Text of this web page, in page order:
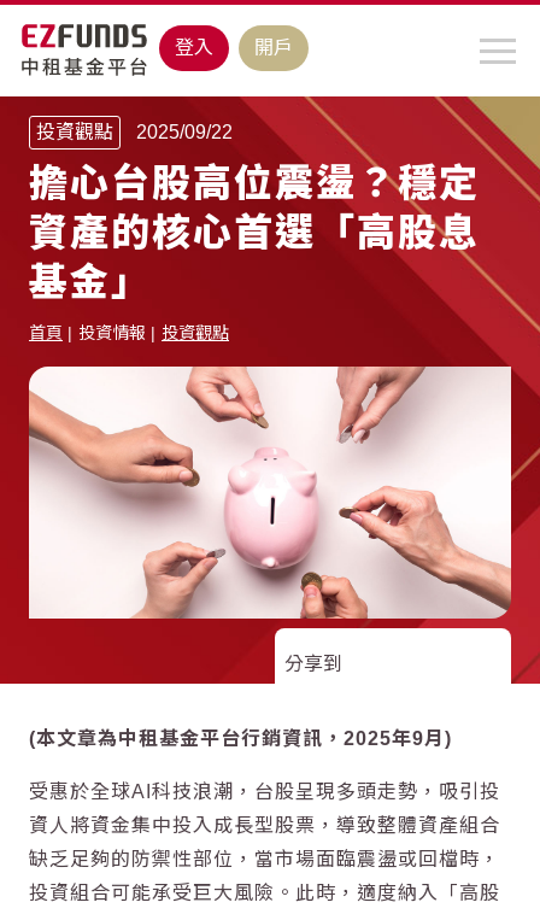
登入 開戶
投資觀點 2025/09/22
擔心台股高位震盪？穩定
資產的核心首選「高股息
基金」
首頁 投資情報 投資觀點
分享到
(本文章為中租基金平台行銷資訊，2025年9月)
受惠於全球AI科技浪潮， 台股呈現多頭走勢，吸引投
資人將資金集中投入成長型股票，導致整體資產組合
缺乏足夠的防禦性部位，當市場面臨震盪或回檔時，
投資組合可能承受巨大風險。此時，適度納入「 高股